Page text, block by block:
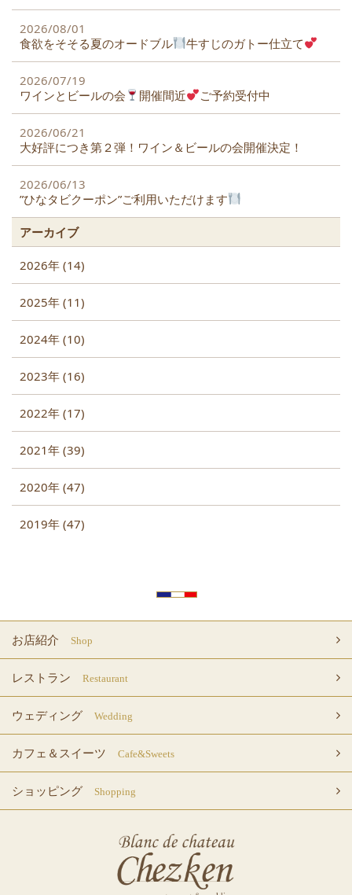
2026/08/01
食欲をそそる夏のオードブル
牛すじのガトー仕立て
2026/07/19
ワインとビールの会
開催間近 ご予約受付中
2026/06/21
大好評につき第２弾！ワイン＆ビールの会開催決定！
2026/06/13
”ひなタビクーポン”ご利用いただけます
アーカイブ
2026年 (14)
2025年 (11)
2024年 (10)
2023年 (16)
2022年 (17)
2021年 (39)
2020年 (47)
2019年 (47)
お店紹介 Shop
レストラン Restaurant
ウェディング Wedding
カフェ＆スイーツ Cafe&Sweets
ショッピング Shopping